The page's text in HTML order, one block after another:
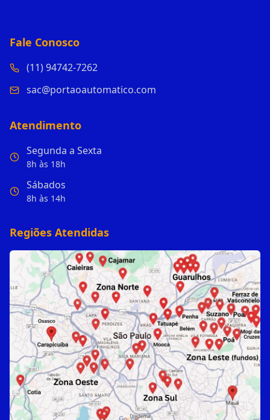
Fale Conosco
(11) 94742-7262
sac@portaoautomatico.com
Atendimento
Segunda a Sexta
8h às 18h
Sábados
8h às 14h
Regiões Atendidas